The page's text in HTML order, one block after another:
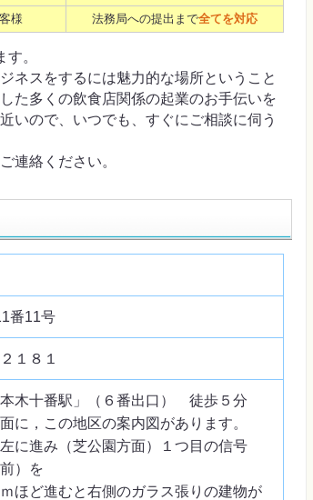
様 法務局への提出まで全てを対応
。
ネスをするには魅力的な場所ということ
た多くの飲食店関係の起業のお手伝いを
いので、いつでも、すぐにご相談に伺う
連絡ください。
番11号
１８１
木十番駅」（６番出口） 徒歩５分
，この地区の案内図があります。
進み（芝公園方面）１つ目の信号
）を
ど進むと右側のガラス張りの建物が